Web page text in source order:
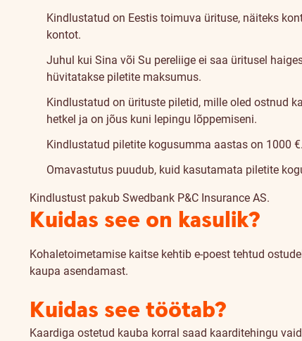
Kindlustatud on Eestis toimuva ürituse, näiteks
kontot.
Juhul kui Sina või Su pereliige ei saa üritusel
hüvitatakse piletite maksumus.
Kindlustatud on ürituste piletid, mille oled ostnud
hetkel ja on jõus kuni lepingu lõppemiseni.
Kindlustatud piletite kogusumma aastas on 1000 €.
Omavastutus puudub, kuid kasutamata piletite
Kindlustust pakub Swedbank P&C Insurance AS.
Kuidas see on kasulik?
Kohaletoimetamise kaitse kehtib e-poest tehtud
kaupa asendamast.
Kuidas see töötab?
Kaardiga ostetud kauba korral saad kaarditehingu